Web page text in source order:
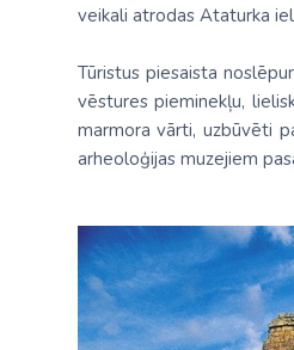
Kipra
Madeira
Islande
Itālija
Kipra
veikali atrodas Ataturka
Tūristus piesaista
vēstures pieminekļu,
marmora vārti, uzbūvēti
arheoloģijas muzejiem